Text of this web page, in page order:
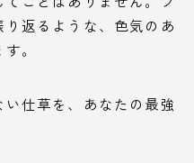
返るような、色気のあ
。
仕草を、あなたの最強